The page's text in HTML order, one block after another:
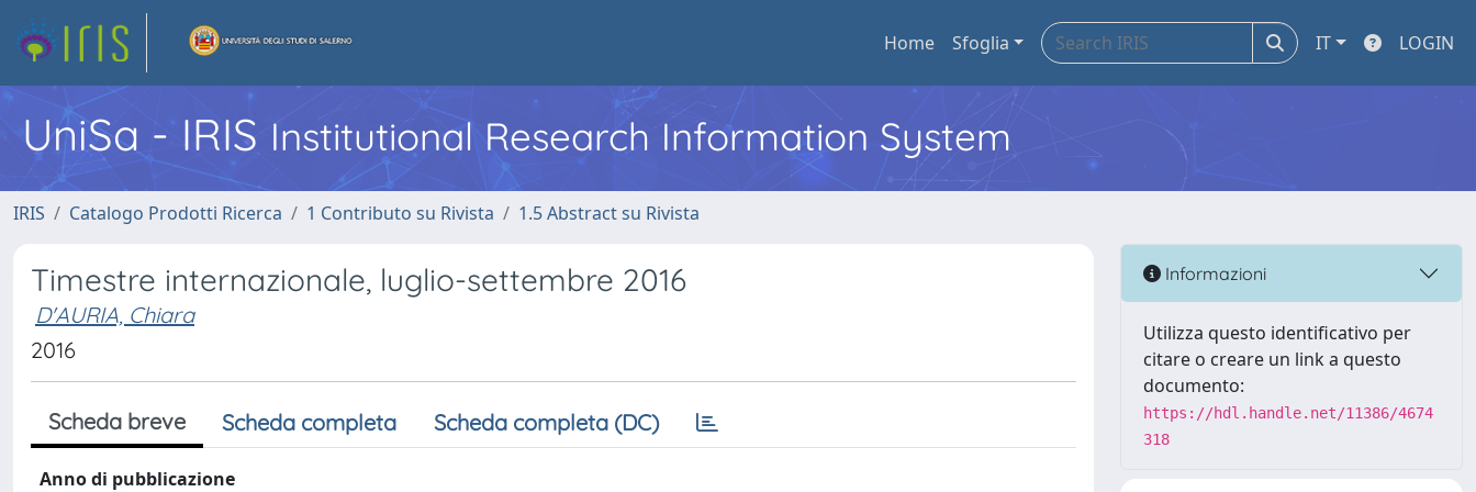
Home Sfoglia IT LOGIN
UniSa - IRIS Institutional Research Information System
IRIS Catalogo Prodotti Ricerca 1 Contributo su Rivista 1.5 Abstract su Rivista
Timestre internazionale, luglio-settembre 2016
D'AURIA, Chiara
2016
Scheda breve Scheda completa Scheda completa (DC)
Anno di pubblicazione
Informazioni
Utilizza questo identificativo per
citare o creare un link a questo
documento:
https://hdl.handle.net/11386/4674
318